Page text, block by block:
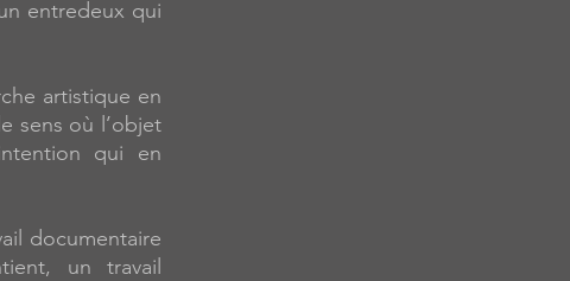
entredeux qui
artistique en
sens où l’objet
qui en
documentaire
un travail